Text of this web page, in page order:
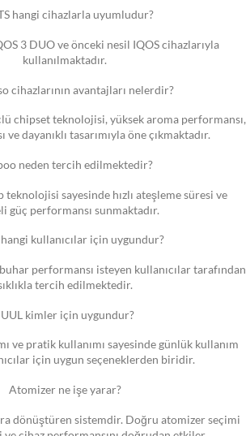
hangi cihazlarla uyumludur?
3 DUO ve önceki nesil IQOS cihazlarıyla
kullanılmaktadır.
cihazlarının avantajları nelerdir?
chipset teknolojisi, yüksek aroma performansı,
ve dayanıklı tasarımıyla öne çıkmaktadır.
neden tercih edilmektedir?
teknolojisi sayesinde hızlı ateşleme süresi ve
güç performansı sunmaktadır.
kullanıcılar için uygundur?
performansı isteyen kullanıcılar tarafından
tercih edilmektedir.
kimler için uygundur?
ve pratik kullanımı sayesinde günlük kullanım
için uygun seçeneklerden biridir.
Atomizer ne işe yarar?
dönüştüren sistemdir. Doğru atomizer seçimi